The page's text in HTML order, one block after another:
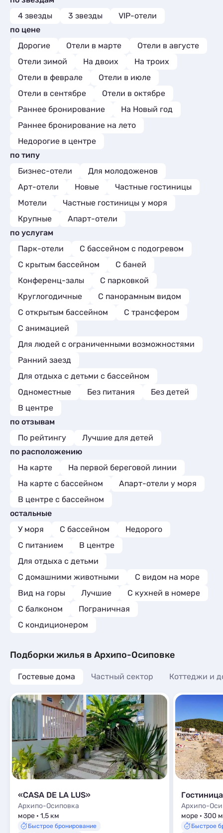
Базы отдыха 2
Комнаты
4 звезды
3 звезды
VIP-отели
по цене
Дорогие
Отели в марте
Отели в августе
Отели зимой
На двоих
На троих
Отели в феврале
Отели в июле
Отели в сентябре
Отели в октябре
Раннее бронирование
На Новый год
Раннее бронирование на лето
Недорогие в центре
по типу
Бизнес-отели
Для молодоженов
Арт-отели
Новые
Частные гостиницы
Мотели
Частные гостиницы у моря
Крупные
Апарт-отели
по услугам
Парк-отели
С бассейном с подогревом
С крытым бассейном
С баней
Конференц-залы
С парковкой
Круглогодичные
С панорамным видом
С открытым бассейном
С трансфером
С анимацией
Для людей с ограниченными возможностями
Ранний заезд
Для отдыха с детьми с бассейном
Одноместные
Без питания
Без детей
В центре
по отзывам
По рейтингу
Лучшие для детей
по расположению
На карте
На первой береговой линии
На карте с бассейном
Апарт-отели у моря
В центре с бассейном
остальные
У моря
С бассейном
Недорого
С питанием
В центре
Для отдыха с детьми
С домашними животными
С видом на море
Вид на горы
Лучшие
C кухней в номере
С балконом
Пограничная
С кондиционером
Подборки жилья в Архипо-Осиповке
Гостевые дома Частный сектор Коттеджи и
«CASA DE LA LUS»
Архипо-Осиповка
море · 1,5 км
Быстрое бронирование
Архипо-
море · 300 м
Быстрое